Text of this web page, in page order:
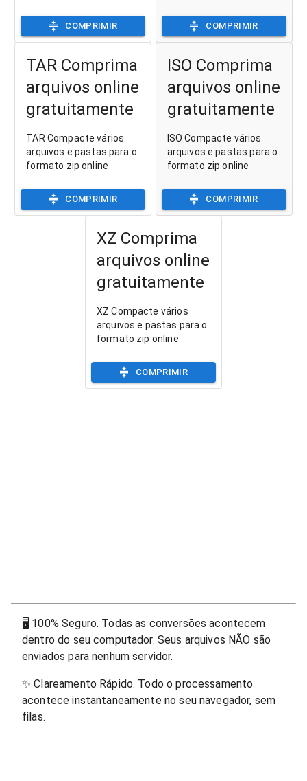
COMPRIMIR COMPRIMIR
TAR Comprima
arquivos online
gratuitamente
TAR Compacte vários
arquivos e pastas para o
formato zip online
COMPRIMIR
ISO Comprima
arquivos online
gratuitamente
ISO Compacte vários
arquivos e pastas para o
formato zip online
COMPRIMIR
XZ Comprima
arquivos online
gratuitamente
XZ Compacte vários
arquivos e pastas para o
formato zip online
COMPRIMIR
🖥 100% Seguro. Todas as conversões acontecem
dentro do seu computador. Seus arquivos NÃO são
enviados para nenhum servidor.
✨Clareamento Rápido. Todo o processamento
acontece instantaneamente no seu navegador, sem
filas.